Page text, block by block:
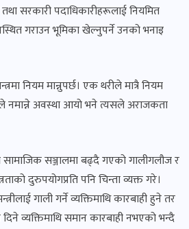
तथा सरकारी पदाधिकारीहरूलाई नियमित
गराउन भूमिका खेल्नुपर्ने उनको भनाइ
नियम मान्नुपर्छ। एक थरीले मात्रै नियम
नमान्ने अवस्था आयो भने त्यसले अराजकता
सामाजिक सञ्जालमा बढ्दै गएको गालीगलौज र
दुरुपयोगप्रति पनि चिन्ता व्यक्त गरे।
गाली गर्ने व्यक्तिमाथि कारबाही हुने तर
व्यक्तिमाथि समान कारबाही नभएको भन्दै